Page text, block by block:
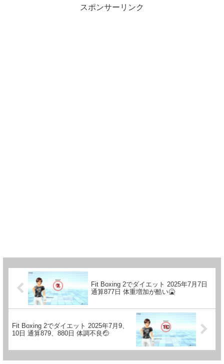
スポンサーリンク
Fit Boxing 2でダイエット 2025年7月7日
通算877日 体重増加が酷い🤮
Fit Boxing 2でダイエット 2025年7月9、
10日 通算879、880日 体調不良🤕